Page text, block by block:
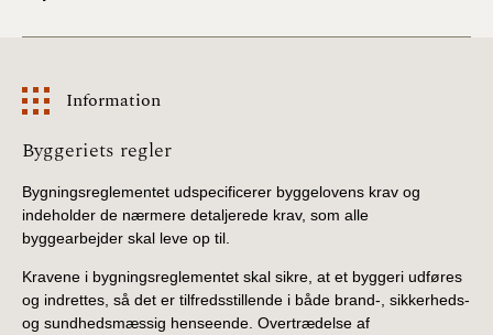
2021)
BR18 (1/7-31/12
2020)
BR18 (10/3-30/6
2020)
Information
Information
Byggeriets regler
Bygningsreglementet udspecificerer byggelovens krav og
indeholder de nærmere detaljerede krav, som alle
byggearbejder skal leve op til.
Kravene i bygningsreglementet skal sikre, at et byggeri udføres
og indrettes, så det er tilfredsstillende i både brand-, sikkerheds-
og sundhedsmæssig henseende. Overtrædelse af